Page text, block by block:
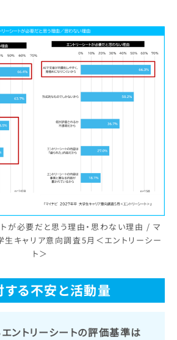
トが必要だと思う理由・思わない理由 / マ
キャリア意向調査5月＜エントリーシー
ト＞
る不安と活動量
ントリーシートの評価基準は